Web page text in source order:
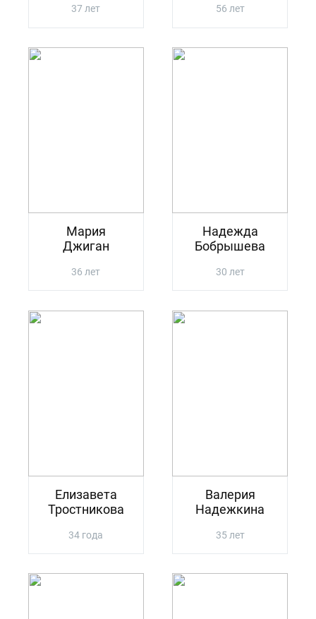
37 лет 56 лет
Мария
Джиган
36 лет
Надежда
Бобрышева
30 лет
Елизавета
Тростникова
34 года
Валерия
Надежкина
35 лет